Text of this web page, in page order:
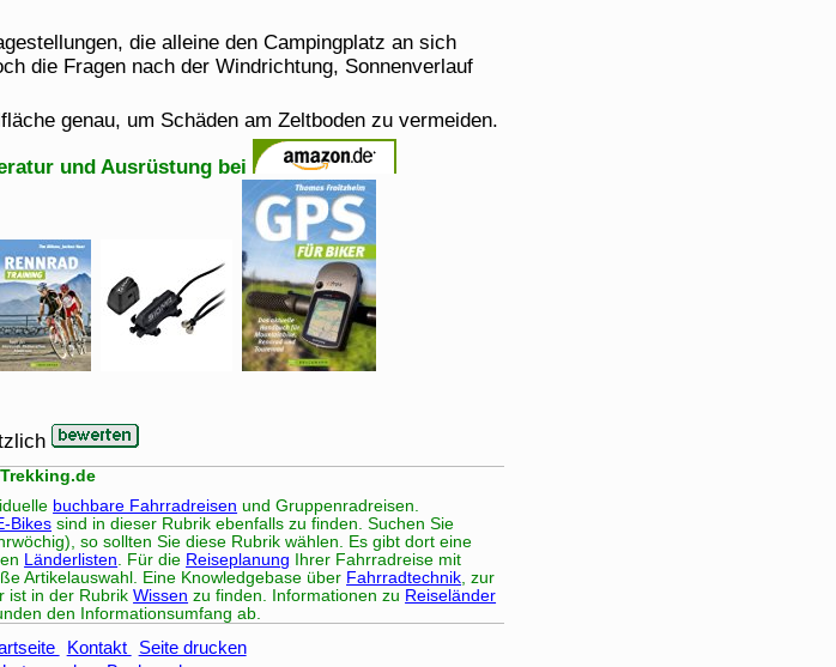
die alleine den Campingplatz an sich
die Fragen nach der Windrichtung, Sonnenverlauf
genau, um Schäden am Zeltboden zu vermeiden.
und Ausrüstung bei
buchbare Fahrradreisen und Gruppenradreisen.
Bikes sind in dieser Rubrik ebenfalls zu finden. Suchen Sie
so sollten Sie diese Rubrik wählen. Es gibt dort eine
Länderlisten. Für die Reiseplanung Ihrer Fahrradreise mit
Artikelauswahl. Eine Knowledgebase über Fahrradtechnik, zur
ist in der RubrikWissen zu finden. Informationen zu Reiseländer
den Informationsumfang ab.
Kontakt
Seite drucken